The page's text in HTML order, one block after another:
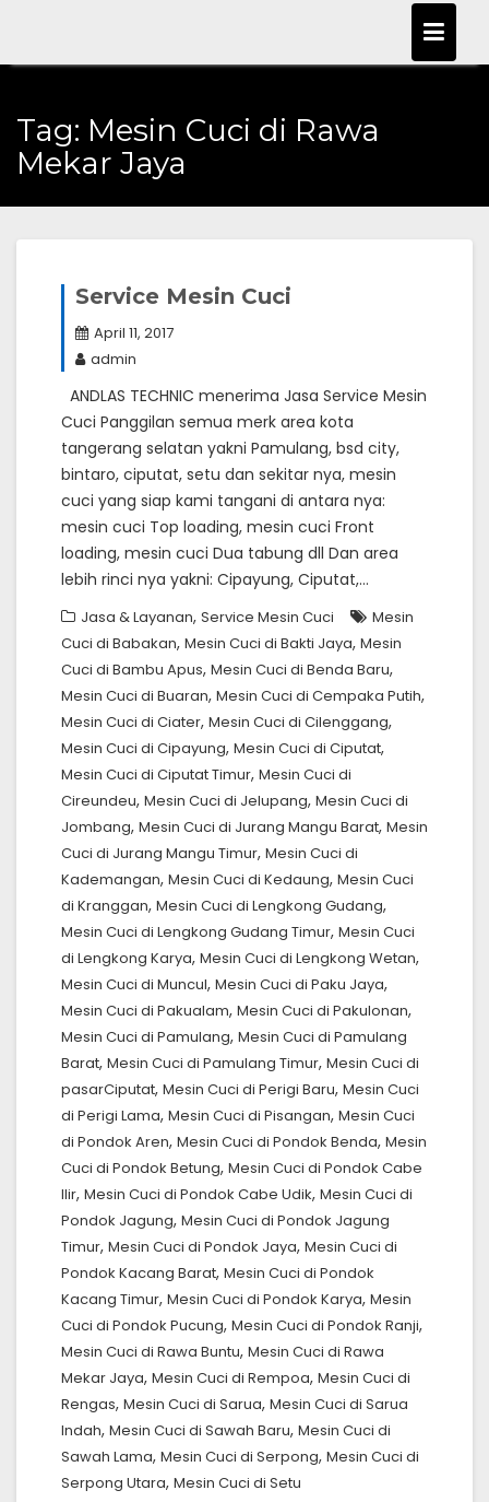
content
Tag: Mesin Cuci di Rawa
Mekar Jaya
Service Mesin Cuci
April 11, 2017
admin
ANDLAS TECHNIC menerima Jasa Service Mesin
Cuci Panggilan semua merk area kota
tangerang selatan yakni Pamulang, bsd city,
bintaro, ciputat, setu dan sekitar nya, mesin
cuci yang siap kami tangani di antara nya:
mesin cuci Top loading, mesin cuci Front
loading, mesin cuci Dua tabung dll Dan area
lebih rinci nya yakni: Cipayung, Ciputat,…
Jasa & Layanan, Service Mesin Cuci
Mesin
Cuci di Babakan, Mesin Cuci di Bakti Jaya, Mesin
Cuci di Bambu Apus, Mesin Cuci di Benda Baru,
Mesin Cuci di Buaran, Mesin Cuci di Cempaka Putih,
Mesin Cuci di Ciater, Mesin Cuci di Cilenggang,
Mesin Cuci di Cipayung, Mesin Cuci di Ciputat,
Mesin Cuci di Ciputat Timur, Mesin Cuci di
Cireundeu, Mesin Cuci di Jelupang, Mesin Cuci di
Jombang, Mesin Cuci di Jurang Mangu Barat, Mesin
Cuci di Jurang Mangu Timur, Mesin Cuci di
Kademangan, Mesin Cuci di Kedaung, Mesin Cuci
di Kranggan, Mesin Cuci di Lengkong Gudang,
Mesin Cuci di Lengkong Gudang Timur, Mesin Cuci
di Lengkong Karya, Mesin Cuci di Lengkong Wetan,
Mesin Cuci di Muncul, Mesin Cuci di Paku Jaya,
Mesin Cuci di Pakualam, Mesin Cuci di Pakulonan,
Mesin Cuci di Pamulang, Mesin Cuci di Pamulang
Barat, Mesin Cuci di Pamulang Timur, Mesin Cuci di
pasarCiputat, Mesin Cuci di Perigi Baru, Mesin Cuci
di Perigi Lama, Mesin Cuci di Pisangan, Mesin Cuci
di Pondok Aren, Mesin Cuci di Pondok Benda, Mesin
Cuci di Pondok Betung, Mesin Cuci di Pondok Cabe
Ilir, Mesin Cuci di Pondok Cabe Udik, Mesin Cuci di
Pondok Jagung, Mesin Cuci di Pondok Jagung
Timur, Mesin Cuci di Pondok Jaya, Mesin Cuci di
Pondok Kacang Barat, Mesin Cuci di Pondok
Kacang Timur, Mesin Cuci di Pondok Karya, Mesin
Cuci di Pondok Pucung, Mesin Cuci di Pondok Ranji,
Mesin Cuci di Rawa Buntu, Mesin Cuci di Rawa
Mekar Jaya, Mesin Cuci di Rempoa, Mesin Cuci di
Rengas, Mesin Cuci di Sarua, Mesin Cuci di Sarua
Indah, Mesin Cuci di Sawah Baru, Mesin Cuci di
Sawah Lama, Mesin Cuci di Serpong, Mesin Cuci di
Serpong Utara, Mesin Cuci di Setu